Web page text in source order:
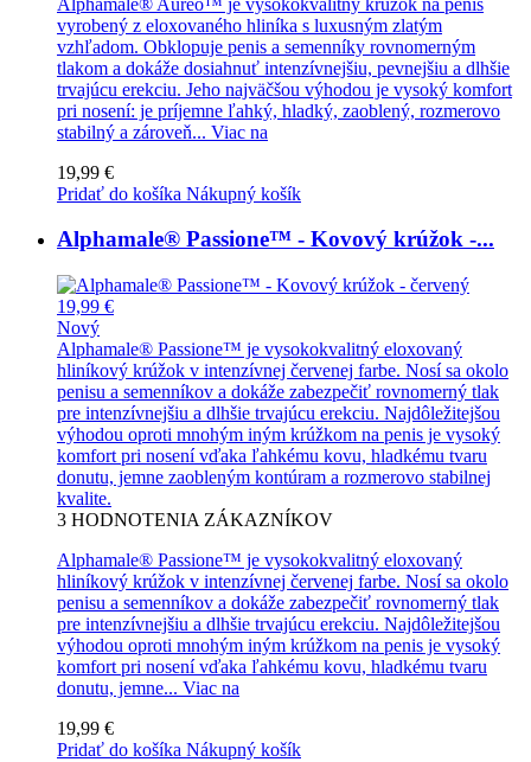
vyrobený z eloxovaného hliníka s luxusným zlatým
vzhľadom. Obklopuje penis a semenníky rovnomerným
tlakom a dokáže dosiahnuť intenzívnejšiu, pevnejšiu a dlhšie
trvajúcu erekciu. Jeho najväčšou výhodou je vysoký komfort
pri nosení: je príjemne ľahký, hladký, zaoblený, rozmerovo
stabilný a zároveň... Viac na
19,99 €
Pridať do košíka Nákupný košík
Alphamale® Passione™ - Kovový krúžok -...
19,99 €
Nový
Alphamale® Passione™ je vysokokvalitný eloxovaný
hliníkový krúžok v intenzívnej červenej farbe. Nosí sa okolo
penisu a semenníkov a dokáže zabezpečiť rovnomerný tlak
pre intenzívnejšiu a dlhšie trvajúcu erekciu. Najdôležitejšou
výhodou oproti mnohým iným krúžkom na penis je vysoký
komfort pri nosení vďaka ľahkému kovu, hladkému tvaru
donutu, jemne zaobleným kontúram a rozmerovo stabilnej
kvalite.
3 HODNOTENIA ZÁKAZNÍKOV
Alphamale® Passione™ je vysokokvalitný eloxovaný
hliníkový krúžok v intenzívnej červenej farbe. Nosí sa okolo
penisu a semenníkov a dokáže zabezpečiť rovnomerný tlak
pre intenzívnejšiu a dlhšie trvajúcu erekciu. Najdôležitejšou
výhodou oproti mnohým iným krúžkom na penis je vysoký
komfort pri nosení vďaka ľahkému kovu, hladkému tvaru
donutu, jemne... Viac na
19,99 €
Pridať do košíka Nákupný košík